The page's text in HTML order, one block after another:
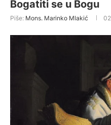
Bogatiti se u Bogu
Piše: Mons. Marinko Mlakić